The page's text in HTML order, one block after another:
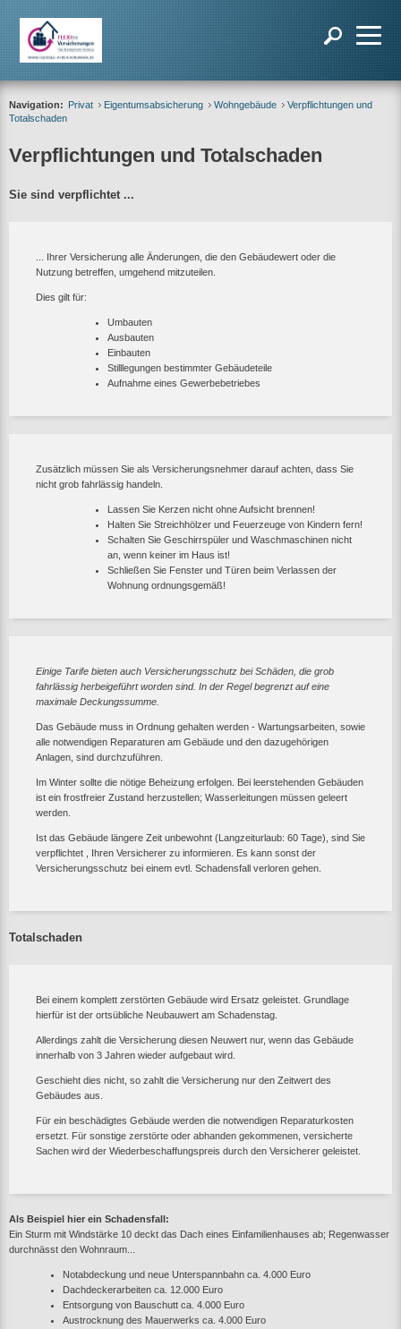
Navigation: Privat Eigentumsabsicherung Wohngebäude
Verpflichtungen und
Totalschaden
Verpflichtungen und Totalschaden
Sie sind verpflichtet ...
... Ihrer Versicherung alle Änderungen, die den Gebäudewert oder die
Nutzung betreffen, umgehend mitzuteilen.
Dies gilt für:
Umbauten
Ausbauten
Einbauten
Stilllegungen bestimmter Gebäudeteile
Aufnahme eines Gewerbebetriebes
Zusätzlich müssen Sie als Versicherungsnehmer darauf achten, dass Sie
nicht grob fahrlässig handeln.
Lassen Sie Kerzen nicht ohne Aufsicht brennen!
Halten Sie Streichhölzer und Feuerzeuge von Kindern fern!
Schalten Sie Geschirrspüler und Waschmaschinen nicht
an, wenn keiner im Haus ist!
Schließen Sie Fenster und Türen beim Verlassen der
Wohnung ordnungsgemäß!
Einige Tarife bieten auch Versicherungsschutz bei Schäden, die grob
fahrlässig herbeigeführt worden sind. In der Regel begrenzt auf eine
maximale Deckungssumme.
Das Gebäude muss in Ordnung gehalten werden - Wartungsarbeiten, sowie
alle notwendigen Reparaturen am Gebäude und den dazugehörigen
Anlagen, sind durchzuführen.
Im Winter sollte die nötige Beheizung erfolgen. Bei leerstehenden Gebäuden
ist ein frostfreier Zustand herzustellen; Wasserleitungen müssen geleert
werden.
Ist das Gebäude längere Zeit unbewohnt (Langzeiturlaub: 60 Tage), sind Sie
verpflichtet , Ihren Versicherer zu informieren. Es kann sonst der
Versicherungsschutz bei einem evtl. Schadensfall verloren gehen.
Totalschaden
Bei einem komplett zerstörten Gebäude wird Ersatz geleistet. Grundlage
hierfür ist der ortsübliche Neubauwert am Schadenstag.
Allerdings zahlt die Versicherung diesen Neuwert nur, wenn das Gebäude
innerhalb von 3 Jahren wieder aufgebaut wird.
Geschieht dies nicht, so zahlt die Versicherung nur den Zeitwert des
Gebäudes aus.
Für ein beschädigtes Gebäude werden die notwendigen Reparaturkosten
ersetzt. Für sonstige zerstörte oder abhanden gekommenen, versicherte
Sachen wird der Wiederbeschaffungspreis durch den Versicherer geleistet.
Als Beispiel hier ein Schadensfall:
Ein Sturm mit Windstärke 10 deckt das Dach eines Einfamilienhauses ab; Regenwasser
durchnässt den Wohnraum...
Notabdeckung und neue Unterspannbahn ca. 4.000 Euro
Dachdeckerarbeiten ca. 12.000 Euro
Entsorgung von Bauschutt ca. 4.000 Euro
Austrocknung des Mauerwerks ca. 4.000 Euro